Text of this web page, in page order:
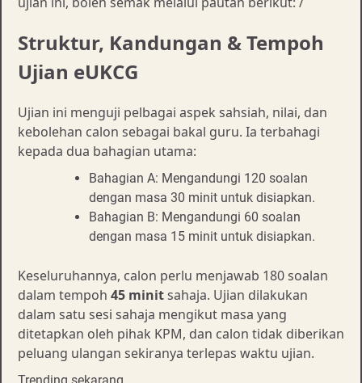
Struktur, Kandungan & Tempoh
Ujian eUKCG
Ujian ini menguji pelbagai aspek sahsiah, nilai, dan
kebolehan calon sebagai bakal guru. Ia terbahagi
kepada dua bahagian utama:
Bahagian A: Mengandungi 120 soalan
dengan masa 30 minit untuk disiapkan.
Bahagian B: Mengandungi 60 soalan
dengan masa 15 minit untuk disiapkan.
Keseluruhannya, calon perlu menjawab 180 soalan
dalam tempoh 45 minitsahaja. Ujian dilakukan
dalam satu sesi sahaja mengikut masa yang
ditetapkan oleh pihak KPM, dan calon tidak diberikan
peluang ulangan sekiranya terlepas waktu ujian.